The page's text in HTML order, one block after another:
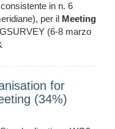
in n. 6
per il Meeting
(6-8 marzo
for
(34%)